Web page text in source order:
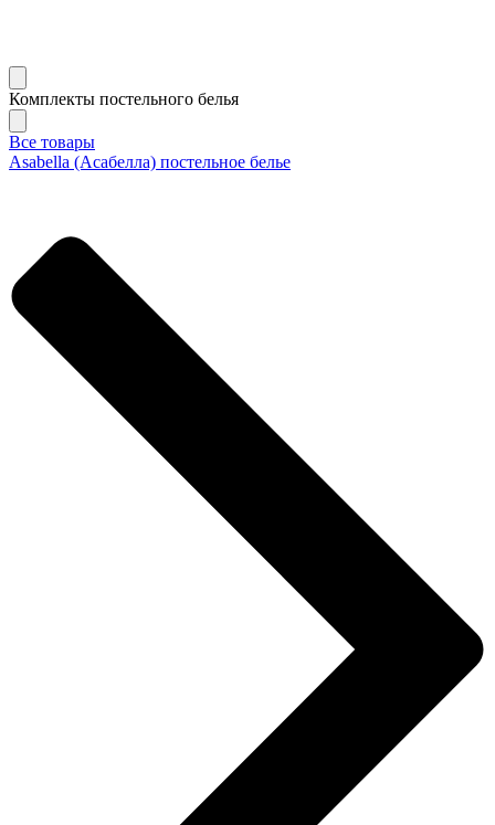
Комплекты постельного белья
Все товары
Asabella (Асабелла) постельное белье